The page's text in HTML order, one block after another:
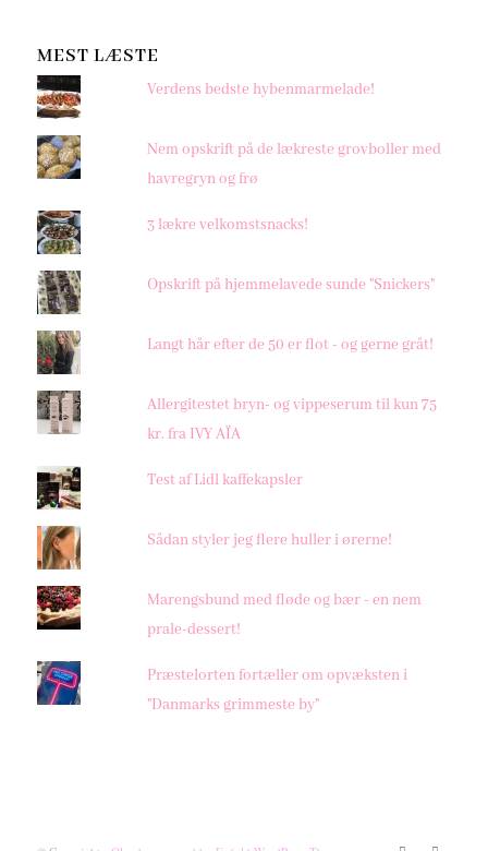
MEST LÆSTE
Verdens bedste hybenmarmelade!
Nem opskrift på de lækreste grovboller med
havregryn og frø
3 lækre velkomstsnacks!
Opskrift på hjemmelavede sunde "Snickers"
Langt hår efter de 50 er flot - og gerne gråt!
Allergitestet bryn- og vippeserum til kun 75
kr. fra IVY AÏA
Test af Lidl kaffekapsler
Sådan styler jeg flere huller i ørerne!
Marengsbund med fløde og bær - en nem
prale-dessert!
Præstelorten fortæller om opvæksten i
"Danmarks grimmeste by"